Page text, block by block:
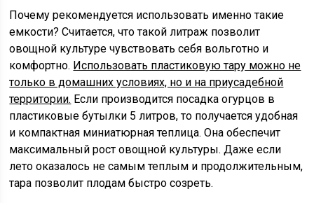
Почему рекомендуется использовать именно такие
емкости? Считается, что такой литраж позволит
овощной культуре чувствовать себя вольготно и
комфортно. Использовать пластиковую тару можно не
только в домашних условиях, но и на приусадебной
территории. Если производится посадка огурцов в
пластиковые бутылки 5 литров, то получается удобная
и компактная миниатюрная теплица. Она обеспечит
максимальный рост овощной культуры. Даже если
лето оказалось не самым теплым и продолжительным,
тара позволит плодам быстро созреть.